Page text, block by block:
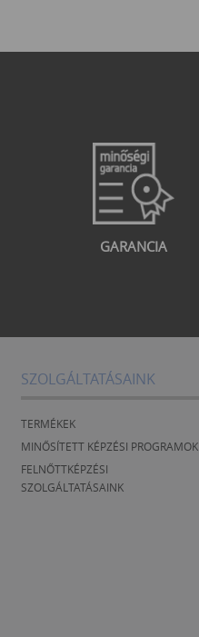
GARANCIA
SZOLGÁLTATÁSAINK
TERMÉKEK
MINŐSÍTETT KÉPZÉSI PROGRAMOK
FELNŐTTKÉPZÉSI
SZOLGÁLTATÁSAINK